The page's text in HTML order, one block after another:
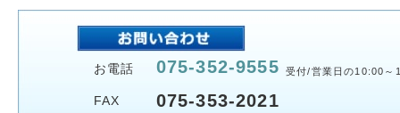
お電話 075-352-9555 受付/営業日の10:00～
FAX 075-353-2021